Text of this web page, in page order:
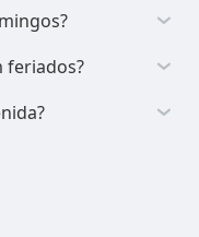
feriados?